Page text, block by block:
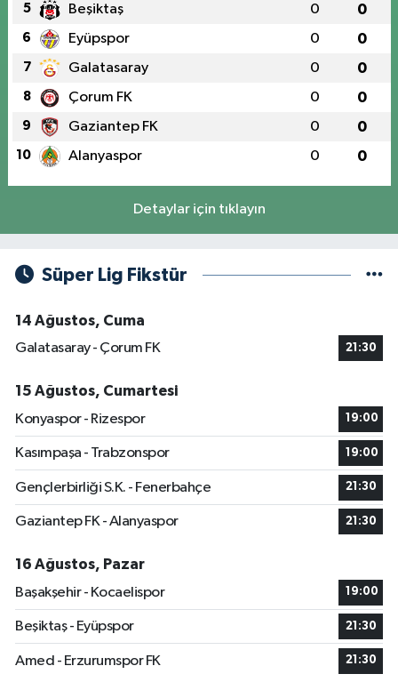
5 Beşiktaş 0 0
6 Eyüpspor 0 0
7 Galatasaray 0 0
8 Çorum FK 0 0
9 Gaziantep FK 0 0
10 Alanyaspor 0 0
Detaylar için tıklayın
Süper Lig Fikstür
14 Ağustos, Cuma
Galatasaray - Çorum FK
21:30
15 Ağustos, Cumartesi
Konyaspor - Rizespor
19:00
Kasımpaşa - Trabzonspor 19:00
Gençlerbirliği S.K. - Fenerbahçe 21:30
Gaziantep FK - Alanyaspor 21:30
16 Ağustos, Pazar
Başakşehir - Kocaelispor
19:00
Beşiktaş - Eyüpspor 21:30
Amed - Erzurumspor FK 21:30